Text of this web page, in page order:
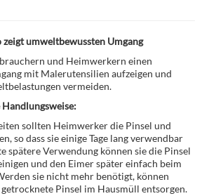
umweltbewussten Umgang
und Heimwerkern einen
mit Malerutensilien aufzeigen und
vermeiden.
sollten Heimwerker die Pinsel und
so dass sie einige Tage lang verwendbar
spätere Verwendung können sie die Pinsel
und den Eimer später einfach beim
sie nicht mehr benötigt, können
Pinsel im Hausmüll entsorgen.